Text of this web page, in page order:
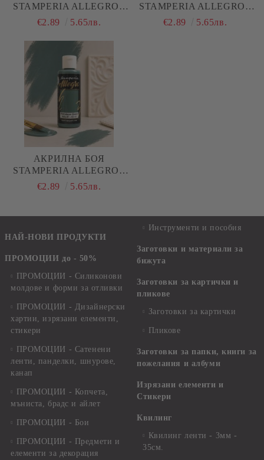
STAMPERIA ALLEGRO -
GARDEN GREEN - 60 МЛ.
€2.89 5.65лв.
STAMPERIA ALLEGRO -
AVOCADO - 60 МЛ.
€2.89 5.65лв.
АКРИЛНА БОЯ
STAMPERIA ALLEGRO -
PETROLEUM GREEN - 60
€2.89 5.65лв.
НАЙ-НОВИ ПРОДУКТИ
ПРОМОЦИИ до - 50%
ПРОМОЦИИ - Силиконови
молдове и форми за отливки
ПРОМОЦИИ - Дизайнерски
хартии, изрязани елементи,
стикери
ПРОМОЦИИ - Сатенени
ленти, панделки, шнурове,
канап
ПРОМОЦИИ - Копчета,
мъниста, брадс и айлет
ПРОМОЦИИ - Бои
ПРОМОЦИИ - Предмети и
елементи за декорация
Инструменти и пособия
Заготовки и материали за
бижута
Заготовки за картички и
пликове
Заготовки за картички
Пликове
Заготовки за папки, книги за
пожелания и албуми
Изрязани елементи и
Стикери
Квилинг
Квилинг ленти - 3мм -
35см.